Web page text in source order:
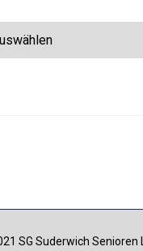
SG Suderwich